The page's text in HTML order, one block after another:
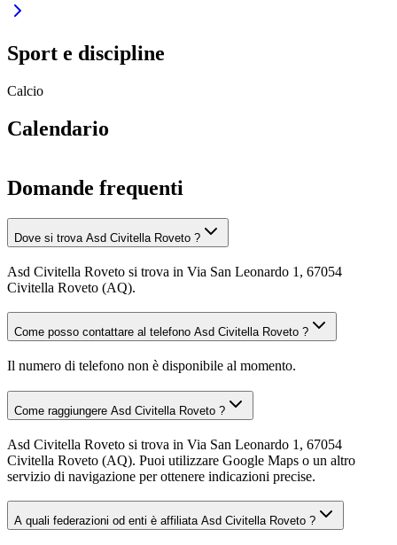
Sport e discipline
Calcio
Calendario
Domande frequenti
Dove si trova Asd Civitella Roveto ?
Asd Civitella Roveto si trova in Via San Leonardo 1, 67054
Civitella Roveto (AQ).
Come posso contattare al telefono Asd Civitella Roveto ?
Il numero di telefono non è disponibile al momento.
Come raggiungere Asd Civitella Roveto ?
Asd Civitella Roveto si trova in Via San Leonardo 1, 67054
Civitella Roveto (AQ). Puoi utilizzare Google Maps o un altro
servizio di navigazione per ottenere indicazioni precise.
A quali federazioni od enti è affiliata Asd Civitella Roveto ?